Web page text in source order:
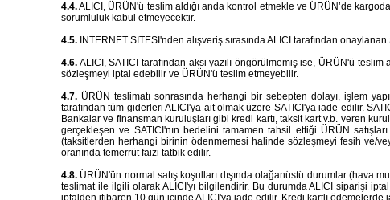
4.4.ALICI, ÜRÜN'ü teslim aldığı anda kontrol etmekle ve ÜRÜN’de
sorumluluk kabul etmeyecektir.
4.5. İNTERNET SİTESİ'nden alışveriş sırasında ALICI tarafından
4.6. ALICI, SATICI tarafından aksi yazılı öngörülmemiş ise, ÜRÜN'ü
sözleşmeyi iptal edebilir ve ÜRÜN'ü teslim etmeyebilir.
4.7. ÜRÜN teslimatı sonrasında herhangi bir sebepten dolayı, işlem
tarafından tüm giderleri ALICI'ya ait olmak üzere SATICI'ya iade edilir.
Bankalar ve finansman kuruluşları gibi kredi kartı, taksit kart v.b. veren
gerçekleşen ve SATICI'nın bedelini tamamen tahsil ettiği ÜRÜN
(taksitlerden herhangi birinin ödenmemesi halinde sözleşmeyi fesih ve/
oranında temerrüt faizi tatbik edilir.
4.8. ÜRÜN'ün normal satış koşulları dışında olağanüstü durumlar (hava
teslimat ile ilgili olarak ALICI'yı bilgilendirir. Bu durumda ALICI siparişi
iptalden itibaren 10 gün içinde ALICI'ya iade edilir. Kredi kartlı ödemelerde